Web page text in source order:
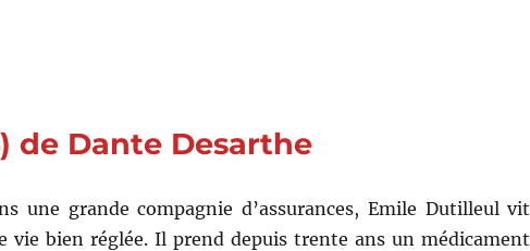
de Dante Desarthe
une grande compagnie d’assurances, Emile Dutilleul vit
vie bien réglée. Il prend depuis trente ans un médicament